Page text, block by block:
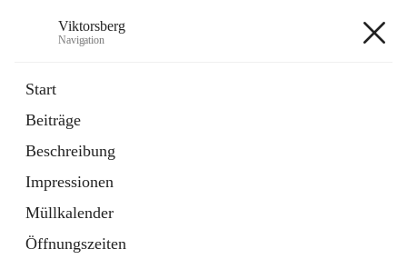
Viktorsberg
Navigation
Start
Beiträge
Beschreibung
Impressionen
Müllkalender
Öffnungszeiten
1 Schnellzugriff
Bürgerservice
10 Schnellzugriffe